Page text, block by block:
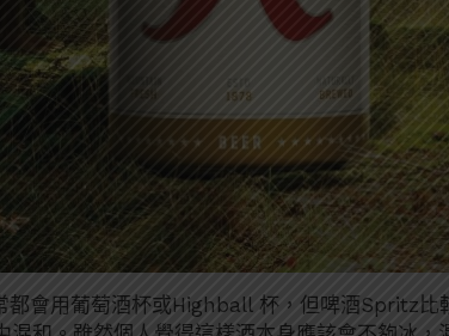
都會用葡萄酒杯或Highball 杯，但啤酒Spritz比